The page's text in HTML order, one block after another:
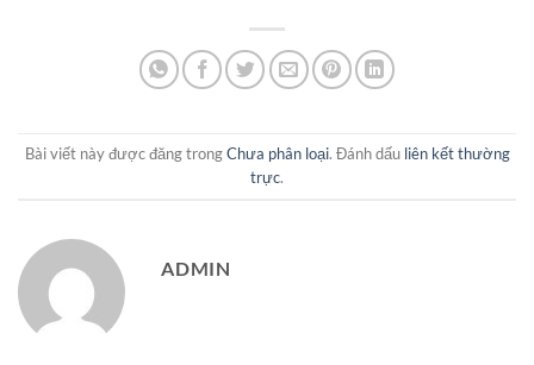
Bài viết này được đăng trongChưa phân loại. Đánh dấu liên kết thường
trực.
ADMIN